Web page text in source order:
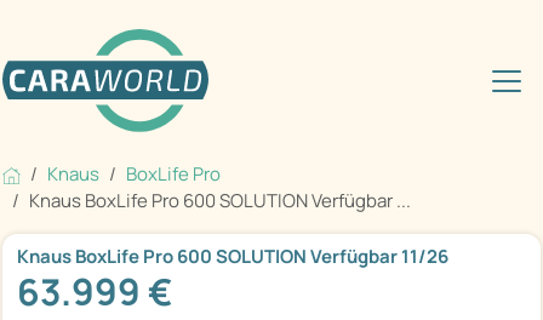
Knaus
BoxLife Pro
Knaus BoxLife Pro 600 SOLUTION Verfügbar ...
Knaus BoxLife Pro 600 SOLUTION Verfügbar 11/26
63.999 €